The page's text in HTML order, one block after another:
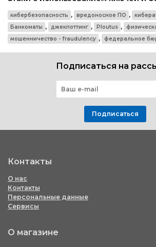
кибербезопасность , вредоносное ПО ,
Банкоматы , джекпоттинг , Ploutus ,
мошенничество - fraudulency , федеральное
Подписаться на
Подписаться
Контакты
О нас
Контакты
Персональные данные
Сервисы
О магазине